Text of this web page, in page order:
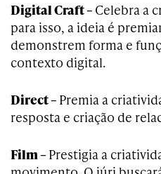
Digital Craft – Celebra a
para isso, a ideia é
demonstrem forma e
contexto digital.
Direct – Premia a
resposta e criação de
Film – Prestigia a